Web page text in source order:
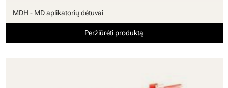
MDH - MD aplikatorių dėtuvai
Peržiūrėti produktą